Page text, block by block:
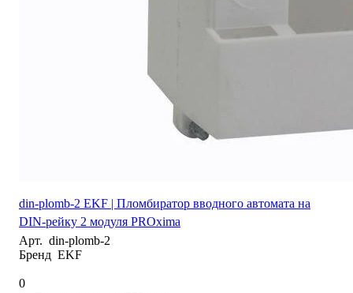
din-plomb-2 EKF | Пломбиратор вводного автомата на
DIN-рейку 2 модуля PROxima
Арт. din-plomb-2
Бренд EKF
0